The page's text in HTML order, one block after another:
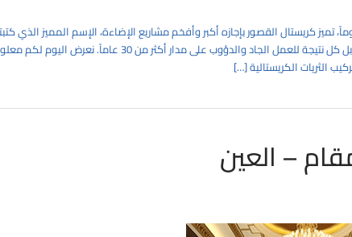
تميز كريستال القصور بإجازه أكبر وأفخم مشاريع الإضاءة، الإسم المميز الذي
يأتي بشكل سهل, بل كل نتيجة للعمل الجاد والدؤوب على
الثريات الكريستالية […]
– العين